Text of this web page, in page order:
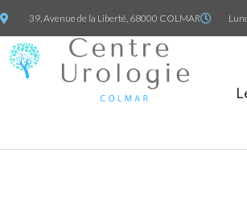
39, Avenue de la Liberté, 68000 COLMAR